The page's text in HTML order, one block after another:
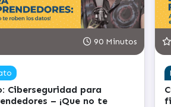
90 Minutos
Novato
Curso: Formaliza tu
emprendimiento